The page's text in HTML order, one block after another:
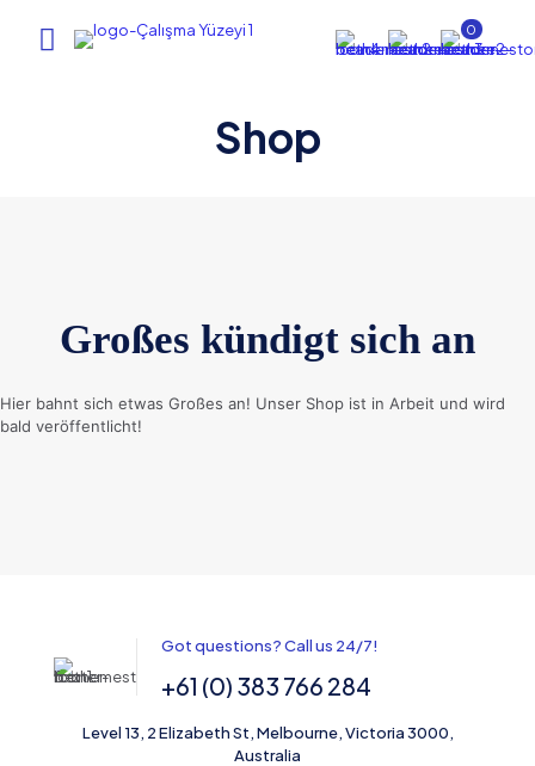
0
Shop
Großes kündigt sich an
Hier bahnt sich etwas Großes an! Unser Shop ist in Arbeit und wird
bald veröffentlicht!
Got questions? Call us 24/7!
+61 (0) 383 766 284
Level 13, 2 Elizabeth St, Melbourne, Victoria 3000,
Australia